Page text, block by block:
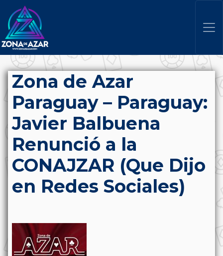
Zona de Azar
Paraguay – Paraguay:
Javier Balbuena
Renunció a la
CONAJZAR (Que Dijo
en Redes Sociales)